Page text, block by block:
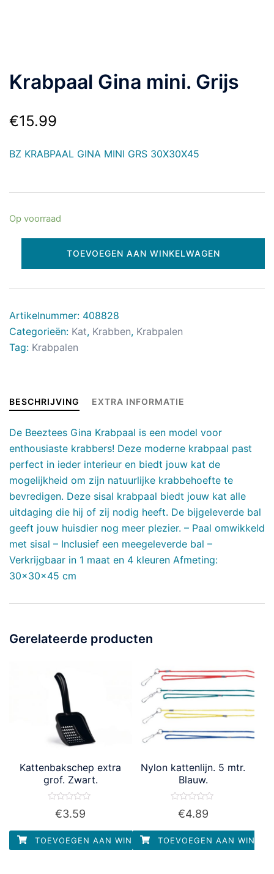
Krabpaal Gina mini. Grijs
€15.99
BZ KRABPAAL GINA MINI GRS 30X30X45
Op voorraad
TOEVOEGEN AAN WINKELWAGEN
Artikelnummer: 408828
Categorieën: Kat, Krabben, Krabpalen
Tag: Krabpalen
BESCHRIJVING EXTRA INFORMATIE
De Beeztees Gina Krabpaal is een model voor
enthousiaste krabbers! Deze moderne krabpaal past
perfect in ieder interieur en biedt jouw kat de
mogelijkheid om zijn natuurlijke krabbehoefte te
bevredigen. Deze sisal krabpaal biedt jouw kat alle
uitdaging die hij of zij nodig heeft. De bijgeleverde bal
geeft jouw huisdier nog meer plezier. – Paal omwikkeld
met sisal – Inclusief een meegeleverde bal –
Verkrijgbaar in 1 maat en 4 kleuren Afmeting:
30x30x45 cm
Gerelateerde producten
Kattenbakschep extra
grof. Zwart.
Waardering
5
€3.59
TOEVOEGEN AAN WINKELWAGEN
Nylon kattenlijn. 5 mtr.
Blauw.
Waardering
5
€4.89
TOEVOEGEN AAN